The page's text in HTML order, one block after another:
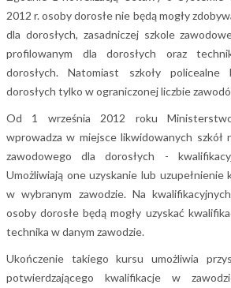
Aktualności
Projekty UE
Statut szkoły
Dla ucznia
Kontakt
Program edukacyjny "Twoje dane - Twoja
2012 r. osoby dorosłe nie będą mogły
dla dorosłych, zasadniczej szkole
profilowanym dla dorosłych oraz
dorosłych. Natomiast szkoły policealne
dorosłych tylko w ograniczonej liczbie
Od 1 września 2012 roku
wprowadza w miejsce likwidowanych szkół
zawodowego dla dorosłych -
Umożliwiają one uzyskanie lub uzupełnienie
w wybranym zawodzie. Na
osoby dorosłe będą mogły uzyskać
technika w danym zawodzie.
Ukończenie takiego kursu umożliwia
potwierdzającego kwalifikacje w